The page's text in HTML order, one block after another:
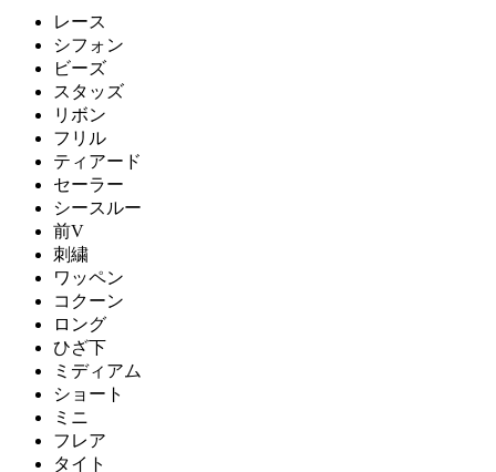
レース
シフォン
ビーズ
スタッズ
リボン
フリル
ティアード
セーラー
シースルー
前V
刺繍
ワッペン
コクーン
ロング
ひざ下
ミディアム
ショート
ミニ
フレア
タイト